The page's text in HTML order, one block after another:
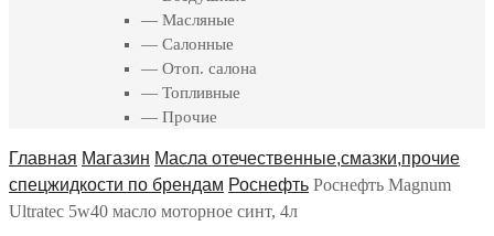
— Масляные
— Салонные
— Отоп. салона
— Топливные
— Прочие
Главная Магазин Масла отечественные,смазки,прочие
спецжидкости по брендам Роснефть Роснефть Magnum
Ultratec 5w40 масло моторное синт, 4л